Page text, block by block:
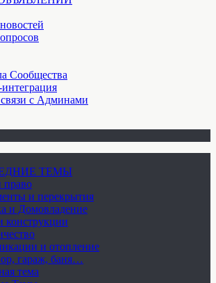
Сообщества
с Админами
ТЕМЫ
право
и перекрытия
и Домовладение
конструкции
и отопление
гараж, баня…
тема